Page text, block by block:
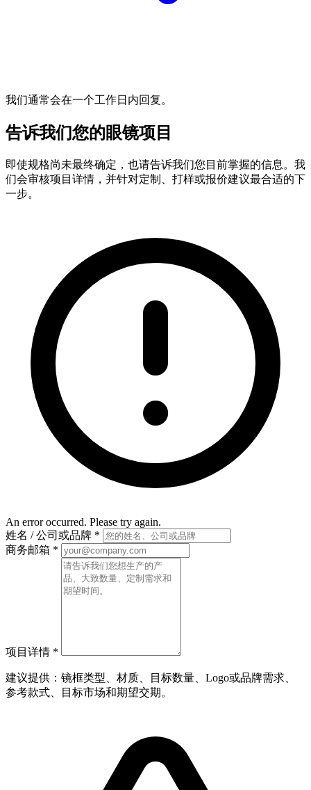
我们通常会在一个工作日内回复。
告诉我们您的眼镜项目
即使规格尚未最终确定，也请告诉我们您目前掌握的信息。我
们会审核项目详情，并针对定制、打样或报价建议最合适的下
一步。
An error occurred. Please try again.
姓名 / 公司或品牌 *
商务邮箱 *
项目详情 *
建议提供：镜框类型、材质、目标数量、Logo或品牌需求、
参考款式、目标市场和期望交期。